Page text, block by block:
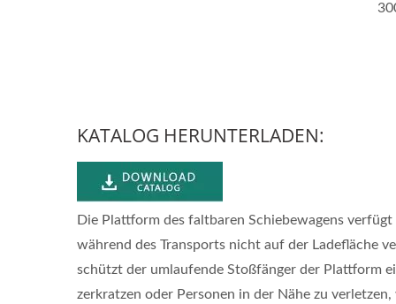
KATALOG HERUNTERLADEN:
Die Plattform des faltbaren Schiebewagens
während des Transports nicht auf der Ladefläche
schützt der umlaufende Stoßfänger der Plattform
zerkratzen oder Personen in der Nähe zu
Leichter Stahl-Handwagen